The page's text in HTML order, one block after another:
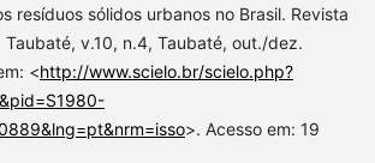
resíduos sólidos urbanos no Brasil. Revista
Taubaté, v.10, n.4, Taubaté, out./dez.
<http://www.scielo.br/scielo.php?
>. Acesso em: 19